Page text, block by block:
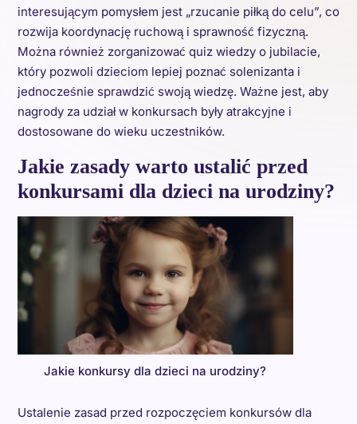
interesującym pomysłem jest „rzucanie piłką do celu”, co
rozwija koordynację ruchową i sprawność fizyczną.
Można również zorganizować quiz wiedzy o jubilacie,
który pozwoli dzieciom lepiej poznać solenizanta i
jednocześnie sprawdzić swoją wiedzę. Ważne jest, aby
nagrody za udział w konkursach były atrakcyjne i
dostosowane do wieku uczestników.
Jakie zasady warto ustalić przed
konkursami dla dzieci na urodziny?
Jakie konkursy dla dzieci na urodziny?
Ustalenie zasad przed rozpoczęciem konkursów dla